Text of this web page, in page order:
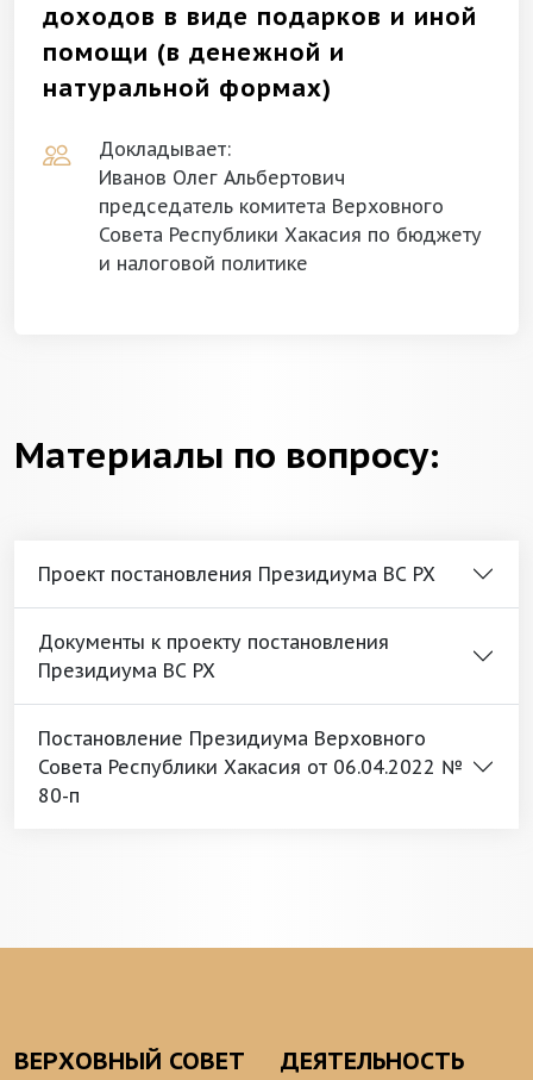
доходов в виде подарков и иной
помощи (в денежной и
натуральной формах)
Докладывает:
Иванов Олег Альбертович
председатель комитета Верховного
Совета Республики Хакасия по бюджету
и налоговой политике
Материалы по вопросу:
Проект постановления Президиума ВС РХ
Документы к проекту постановления
Президиума ВС РХ
Постановление Президиума Верховного
Совета Республики Хакасия от 06.04.2022 №
80-п
ВЕРХОВНЫЙ СОВЕТ
ДЕЯТЕЛЬНОСТЬ